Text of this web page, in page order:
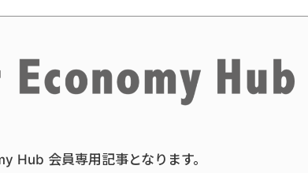
Hub 会員専用記事となります。